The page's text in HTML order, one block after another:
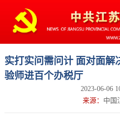
实打实问需问计 面对面解
验师进百个办税厅
2023-06-06
来源： 中国